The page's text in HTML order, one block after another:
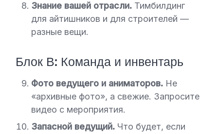
Знание вашей отрасли. Тимбилдинг
для айтишников и для строителей —
разные вещи.
Блок В: Команда и инвентарь
Фото ведущего и аниматоров. Не
«архивные фото», а свежие. Запросите
видео с мероприятия.
Запасной ведущий. Что будет, если